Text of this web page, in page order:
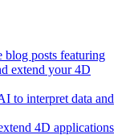
blog posts featuring
extend your 4D
to interpret data and
4D applications